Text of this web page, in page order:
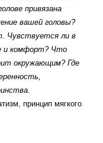
привязана
вашей головы?
Чувствуется ли в
и комфорт? Что
окружающим? Где
принцип мягкого